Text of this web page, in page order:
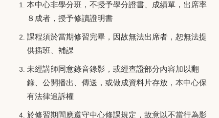
本中心非學分班，不授予學分證書、成績單，出席率
８成者，授予修讀證明書
課程須於當期修習完畢，因故無法出席者，恕無法提
供插班、補課
未經講師同意錄音錄影，或經查證部分內容加以翻
錄、公開播出、傳送，或做成資料片存放，本中心保
有法律追訴權
於修習期間應遵守中心修課規定，故意以不當行為影